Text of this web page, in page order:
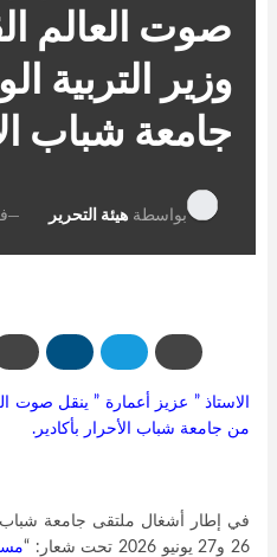
صوت العالم
وزير التربية
جامعة شباب
بواسطة هيئة التحرير
الاستاذ ” عزيز أعمارة ” ينقل صوت
من جامعة شباب الأحرار بأكادير.
في إطار أشغال ملتقى جامعة شباب
26 و27 يونيو 2026 تحت شعار: “